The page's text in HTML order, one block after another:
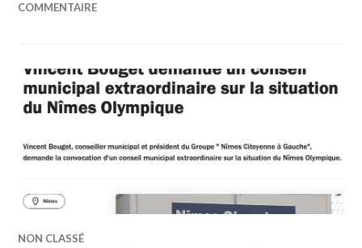
COMMENTAIRE
NON CLASSÉ